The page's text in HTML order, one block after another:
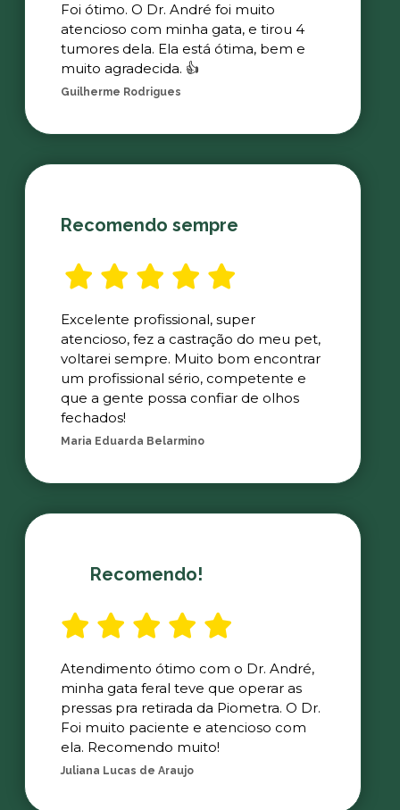
Foi ótimo. O Dr. André foi muito
atencioso com minha gata, e tirou 4
tumores dela. Ela está ótima, bem e
muito agradecida. 👍
Guilherme Rodrigues
Recomendo sempre
Excelente profissional, super
atencioso, fez a castração do meu pet,
voltarei sempre. Muito bom encontrar
um profissional sério, competente e
que a gente possa confiar de olhos
fechados!
Maria Eduarda Belarmino
Recomendo!
Atendimento ótimo com o Dr. André,
minha gata feral teve que operar as
pressas pra retirada da Piometra. O Dr.
Foi muito paciente e atencioso com
ela. Recomendo muito!
Juliana Lucas de Araujo